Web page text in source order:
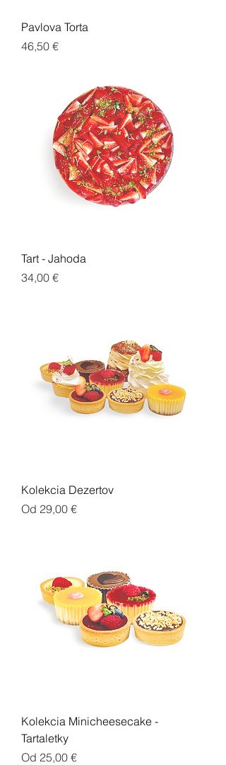
Pavlova Torta
Cena
46,50 €
Tart - Jahoda
Cena
34,00 €
Kolekcia Dezertov
Od 29,00 €
Zľavnená cena
Kolekcia Minicheesecake -
Tartaletky
Od 25,00 €
Zľavnená cena